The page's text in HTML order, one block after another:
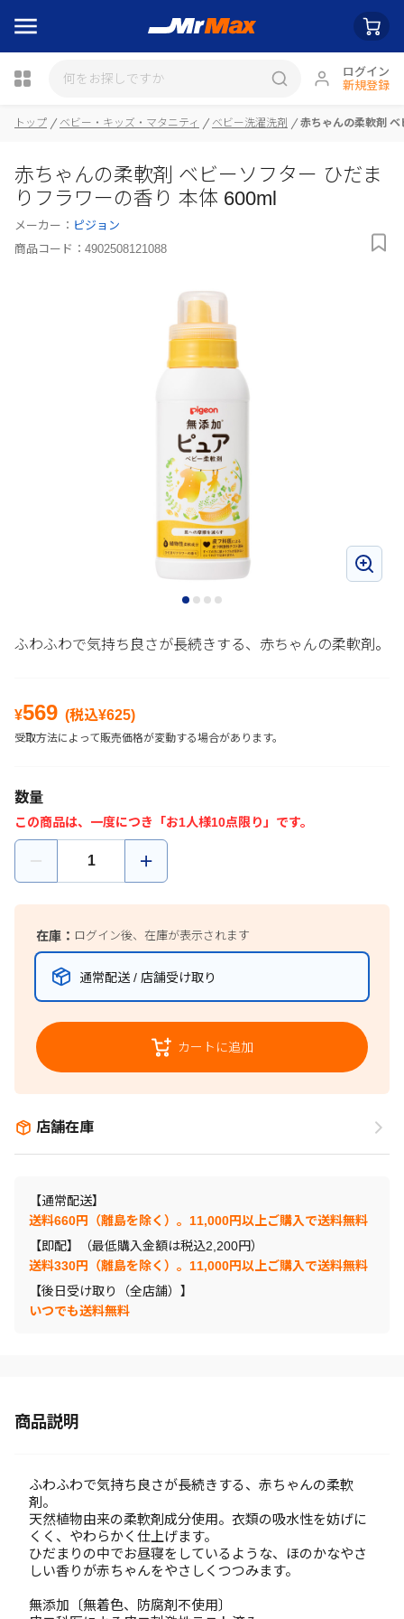
ログイン
新規登録
トップ ベビー・キッズ・マタニティ ベビー洗濯洗剤 赤ちゃんの柔軟剤
赤ちゃんの柔軟剤 ベビーソフター ひだま
りフラワーの香り 本体 600ml
メーカー： ピジョン
商品コード： 4902508121088
ふわふわで気持ち良さが長続きする、赤ちゃんの柔軟剤。
¥569 (税込¥625)
受取方法によって販売価格が変動する場合があります。
数量
この商品は、一度につき「お1人様10点限り」です。
在庫： ログイン後、在庫が表示されます
通常配送 / 店舗受け取り
カートに追加
店舗在庫
【通常配送】
送料660円（離島を除く）。11,000円以上ご購入で送料無料
【即配】（最低購入金額は税込2,200円）
送料330円（離島を除く）。11,000円以上ご購入で送料無料
【後日受け取り（全店舗）】
いつでも送料無料
商品説明
ふわふわで気持ち良さが長続きする、赤ちゃんの柔軟
剤。
天然植物由来の柔軟剤成分使用。衣類の吸水性を妨げに
くく、やわらかく仕上げます。
ひだまりの中でお昼寝をしているような、ほのかなやさ
しい香りが赤ちゃんをやさしくつつみます。
無添加〔無着色、防腐剤不使用〕